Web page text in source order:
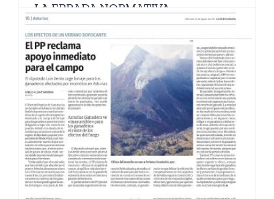
LA ERRADA NORMATIVA
CONSERVACIONISTA, EL
COMBUSTIBLE ACELERADOR · EL
INDEPENDIENTE 20/08/25